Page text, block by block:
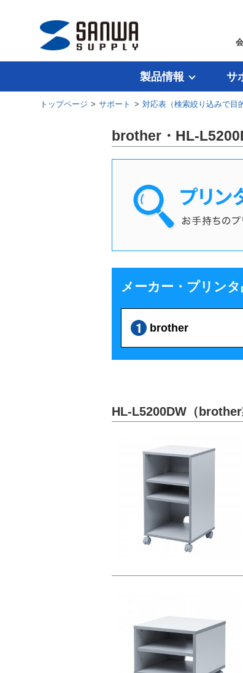
製品情報 サ
トップページ >サポート > 対応表（検索絞り込みで目
brother・HL-
メーカー・プリン
brother
HL-L5200DW（brother